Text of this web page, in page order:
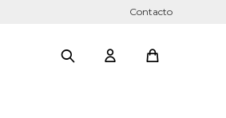
Contacto